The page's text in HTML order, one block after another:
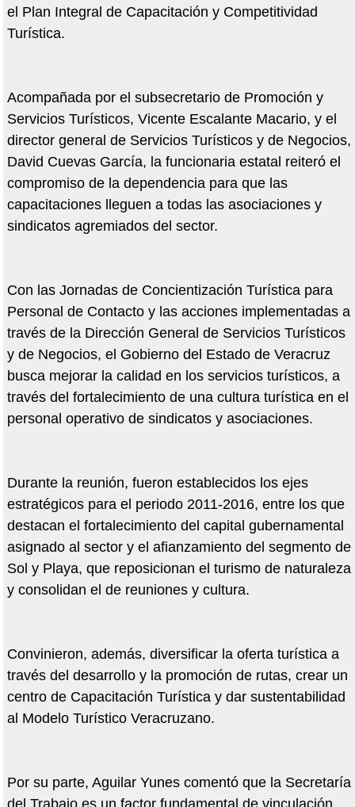
el Plan Integral de Capacitación y Competitividad
Turística.
Acompañada por el subsecretario de Promoción y
Servicios Turísticos, Vicente Escalante Macario, y el
director general de Servicios Turísticos y de Negocios,
David Cuevas García, la funcionaria estatal reiteró el
compromiso de la dependencia para que las
capacitaciones lleguen a todas las asociaciones y
sindicatos agremiados del sector.
Con las Jornadas de Concientización Turística para
Personal de Contacto y las acciones implementadas a
través de la Dirección General de Servicios Turísticos
y de Negocios, el Gobierno del Estado de Veracruz
busca mejorar la calidad en los servicios turísticos, a
través del fortalecimiento de una cultura turística en el
personal operativo de sindicatos y asociaciones.
Durante la reunión, fueron establecidos los ejes
estratégicos para el periodo 2011-2016, entre los que
destacan el fortalecimiento del capital gubernamental
asignado al sector y el afianzamiento del segmento de
Sol y Playa, que reposicionan el turismo de naturaleza
y consolidan el de reuniones y cultura.
Convinieron, además, diversificar la oferta turística a
través del desarrollo y la promoción de rutas, crear un
centro de Capacitación Turística y dar sustentabilidad
al Modelo Turístico Veracruzano.
Por su parte, Aguilar Yunes comentó que la Secretaría